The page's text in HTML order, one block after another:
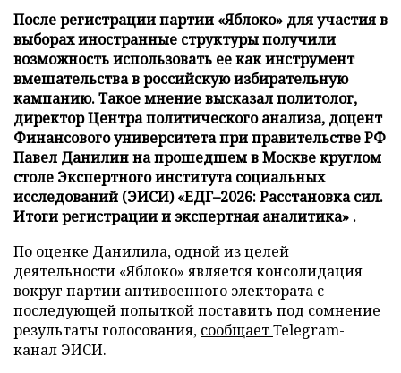
После регистрации партии «Яблоко» для участия в
выборах иностранные структуры получили
возможность использовать ее как инструмент
вмешательства в российскую избирательную
кампанию. Такое мнение высказал политолог,
директор Центра политического анализа, доцент
Финансового университета при правительстве РФ
Павел Данилин на прошедшем в Москве круглом
столе Экспертного института социальных
исследований (ЭИСИ) «ЕДГ–2026: Расстановка сил.
Итоги регистрации и экспертная аналитика» .
По оценке Данилила, одной из целей
деятельности «Яблоко» является консолидация
вокруг партии антивоенного электората с
последующей попыткой поставить под сомнение
результаты голосования, сообщаетTelegram-
канал ЭИСИ.